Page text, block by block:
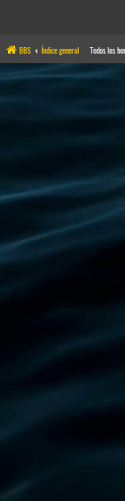
BBS Índice general Todos los